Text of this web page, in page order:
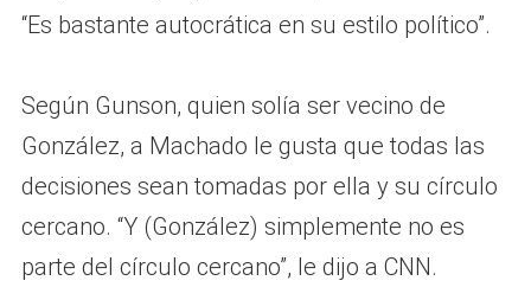
“Es bastante autocrática en su estilo político”.
Según Gunson, quien solía ser vecino de
González, a Machado le gusta que todas las
decisiones sean tomadas por ella y su círculo
cercano. “Y (González) simplemente no es
parte del círculo cercano”, le dijo a CNN.